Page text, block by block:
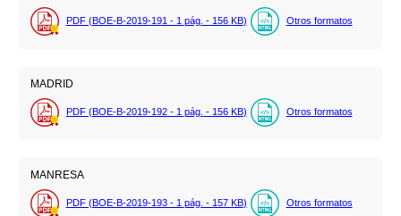
PDF (BOE-B-2019-191 - 1 pág. - 156 KB) Otros formatos
MADRID
PDF (BOE-B-2019-192 - 1 pág. - 156 KB) Otros formatos
MANRESA
PDF (BOE-B-2019-193 - 1 pág. - 157 KB) Otros formatos